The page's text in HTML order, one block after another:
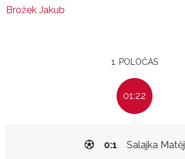
Brožek Jakub
1. POLOČAS
01:22
Salajka Matěj
0:1